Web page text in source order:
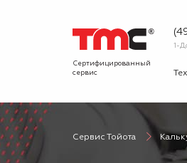
Сертифицированный
сервис
1-
О
Сервис Тойота